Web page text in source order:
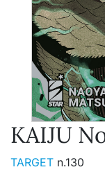
KAIJU
TARGET n.130